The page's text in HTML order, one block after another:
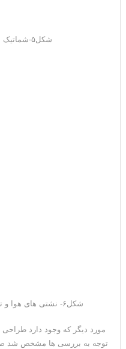
شکل۵-شماتیک از مسیرهوای ممبران
شکل۶- نشتی های هوا و تعویض شیر تخلیه هوای ممبران
مورد دیگر که وجود دارد
توجه به بررسی ها مشخص شد